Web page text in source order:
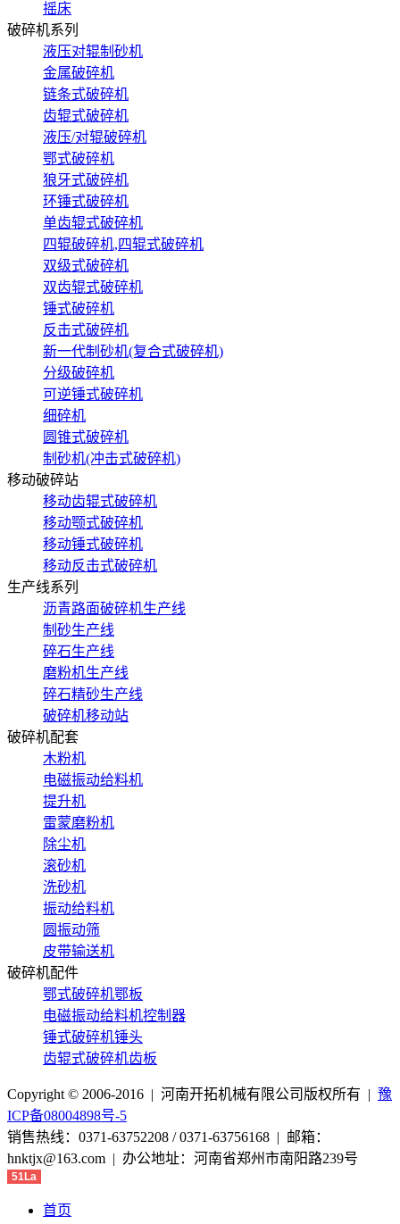
摇床
破碎机系列
液压对辊制砂机
金属破碎机
链条式破碎机
齿辊式破碎机
液压/对辊破碎机
鄂式破碎机
狼牙式破碎机
环锤式破碎机
单齿辊式破碎机
四辊破碎机,四辊式破碎机
双级式破碎机
双齿辊式破碎机
锤式破碎机
反击式破碎机
新一代制砂机(复合式破碎机)
分级破碎机
可逆锤式破碎机
细碎机
圆锥式破碎机
制砂机(冲击式破碎机)
移动破碎站
移动齿辊式破碎机
移动颚式破碎机
移动锤式破碎机
移动反击式破碎机
生产线系列
沥青路面破碎机生产线
制砂生产线
碎石生产线
磨粉机生产线
碎石精砂生产线
破碎机移动站
破碎机配套
木粉机
电磁振动给料机
提升机
雷蒙磨粉机
除尘机
滚砂机
洗砂机
振动给料机
圆振动筛
皮带输送机
破碎机配件
鄂式破碎机鄂板
电磁振动给料机控制器
锤式破碎机锤头
齿辊式破碎机齿板
Copyright © 2006-2016 | 河南开拓机械有限公司版权所有 | 豫
ICP备08004898号-5
销售热线：0371-63752208 / 0371-63756168 | 邮箱：
hnktjx@163.com | 办公地址：河南省郑州市南阳路239号
51La
首页